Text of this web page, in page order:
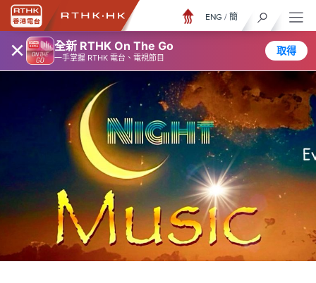
× 全新 RTHK On The Go
一手掌握 RTHK 電台、電視節目
取得
ENG / 簡